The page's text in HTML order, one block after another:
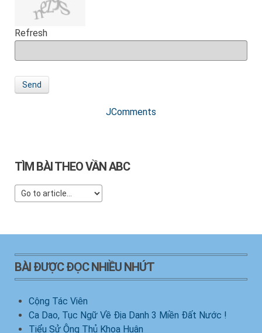
Refresh
Send
JComments
TÌM BÀI THEO VẦN ABC
BÀI ĐƯỢC ĐỌC NHIỀU NHỨT
Cộng Tác Viên
Ca Dao, Tục Ngữ Về Địa Danh 3 Miền Đất Nước !
Tiểu Sử Ông Thủ Khoa Huân